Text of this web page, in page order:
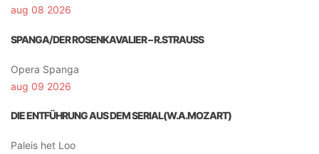
aug 08 2026
SPANGA/DER ROSENKAVALIER – R.STRAUSS
Opera Spanga
aug 09 2026
DIE ENTFÜHRUNG AUS DEM SERIAL(W.A.MOZART)
Paleis het Loo